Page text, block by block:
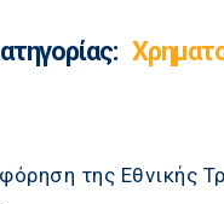
της Εθνικής